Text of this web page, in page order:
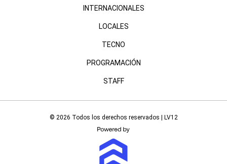
INTERNACIONALES
LOCALES
TECNO
PROGRAMACIÓN
STAFF
© 2026 Todos los derechos reservados | LV12